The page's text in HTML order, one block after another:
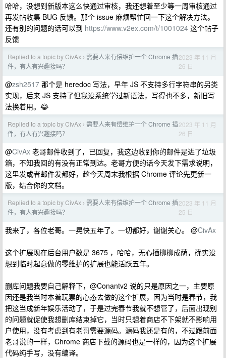
哈哈，没想到新版本这么快通过审核，我还想着至少等一周审核通过
再发帖收集 BUG 反馈。那个 issue 麻烦帮忙回一下这个解决方法。
还有别的问题的话可以到 https://www.v2ex.com/t/1001024 这个帖子
反馈
Replied to a topic by CivAx › 需要人来有偿维护一个 Chrome 插
件，有人有兴趣接吗？
2023 年 11 月
26 日
@zsh2517 那个是 heredoc 写法，早年 JS 不支持多行字符串的另类
实现，后来 JS 支持了但我没系统学过新语法，写得也不多，新旧写
法换着用。😂
Replied to a topic by CivAx › 需要人来有偿维护一个 Chrome 插
件，有人有兴趣接吗？
2023 年 11 月
26 日
@CivAx 老哥邮件收到了，已回复，我这边收到你的邮件是进了垃圾
箱，不知我回的有没有正常到达。老哥方便的话今天发下需求说明，
这里发或者邮件发都好，趁今天周末我根据 Chrome 评论先更新一
版，结合你的文档。
Replied to a topic by CivAx › 需要人来有偿维护一个 Chrome 插
件，有人有兴趣接吗？
2023 年 11 月
25 日
我来了，各位老哥。一晃快五年了。一切都好，谢谢关心。 @CivAx
这个扩展现在后台用户数是 3675 ，哈哈，无心插柳柳成荫，确实没
想到临时起意做的零维护的扩展也能活跃五年。
删库问题我要自己解释下，@Conantv2 说的只是原因之一，主要原
因还是我当时本着玩票的心态去做的这个扩展，因为当时是春节，我
把这当成新年娱乐活动了，于是过完春节我就不想管了，后面出现别
的问题就促使我想删库结束掉它，当时只想着商店不下架就不影响用
户使用，没有考虑到有老哥需要源码。源码我还是有的，不过跟前面
老哥说的一样，Chrome 商店下载的源码也是一样的，因为这个扩展
代码纯手写，没有编译。